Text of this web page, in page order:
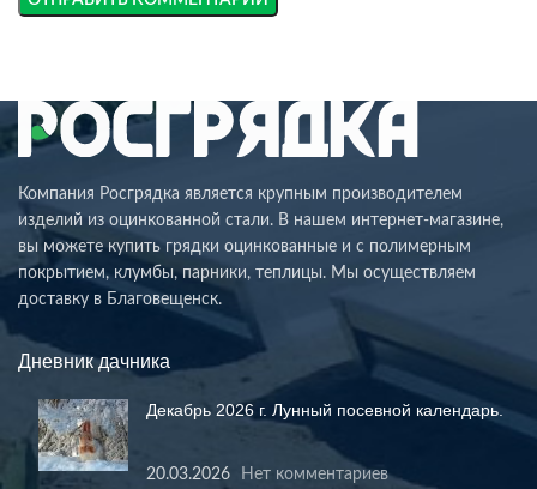
Компания Росгрядка является крупным производителем
изделий из оцинкованной стали. В нашем интернет-магазине,
вы можете купить грядки оцинкованные и с полимерным
покрытием, клумбы, парники, теплицы. Мы осуществляем
доставку в Благовещенск.
Дневник дачника
Декабрь 2026 г. Лунный посевной календарь.
20.03.2026 Нет комментариев